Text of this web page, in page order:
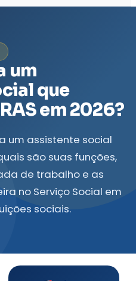
um
que
em 2026?
um assistente social
são suas funções,
de trabalho e as
no Serviço Social em
sociais.